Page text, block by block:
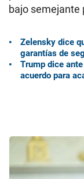
bajo semejante
Zelensky dice
garantías de
Trump dice
acuerdo para